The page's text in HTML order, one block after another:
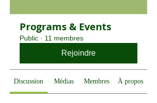
Programs & Events
Public · 11 membres
Rejoindre
Discussion Médias Membres À propos